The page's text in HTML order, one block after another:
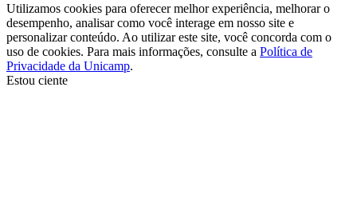
Utilizamos cookies para oferecer melhor experiência, melhorar o
desempenho, analisar como você interage em nosso site e
personalizar conteúdo. Ao utilizar este site, você concorda com o
uso de cookies. Para mais informações, consulte a Política de
Privacidade da Unicamp.
Estou ciente